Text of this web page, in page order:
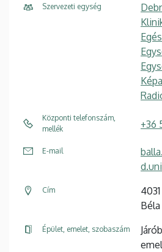
Szervezeti egység
Központi telefonszám,
mellék
+36
E-mail
Cím
Épület, emelet, szobaszám